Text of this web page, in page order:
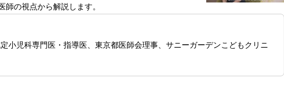
師の視点から解説します。
小児科専門医・指導医、東京都医師会理事、サニーガーデンこどもクリニ